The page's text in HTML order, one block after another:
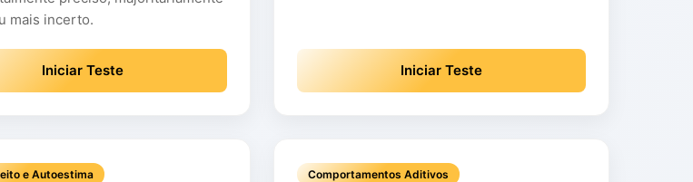
mais incerto.
Iniciar Teste Iniciar Teste
e Autoestima Comportamentos Aditivos